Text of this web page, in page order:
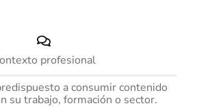
profesional
a consumir contenido
su trabajo, formación o sector.